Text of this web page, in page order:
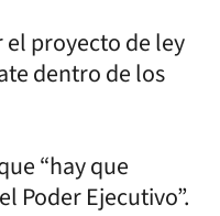
proyecto de ley
dentro de los
“hay que
Poder Ejecutivo”.